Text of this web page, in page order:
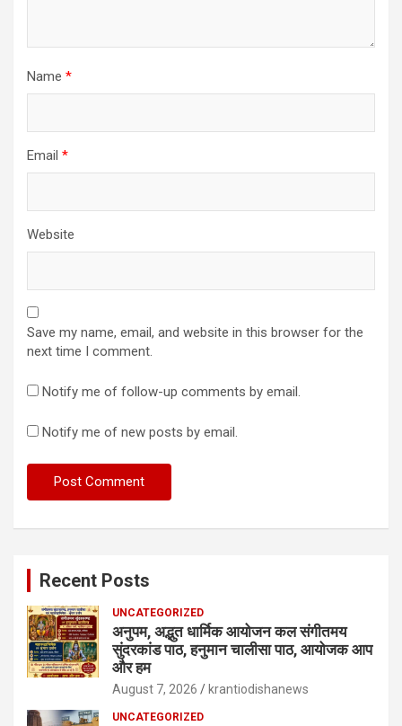
Name *
Email *
Website
Save my name, email, and website in this browser for the
next time I comment.
Notify me of follow-up comments by email.
Notify me of new posts by email.
Recent Posts
UNCATEGORIZED
अनुपम, अद्भुत धार्मिक आयोजन कल संगीतमय
सुंदरकांड पाठ, हनुमान चालीसा पाठ, आयोजक आप
और हम
August 7, 2026 krantiodishanews
UNCATEGORIZED